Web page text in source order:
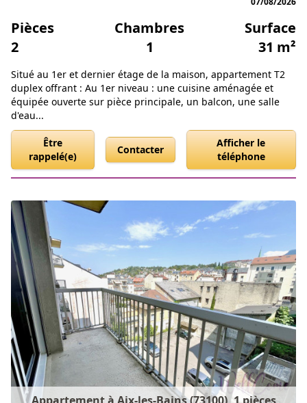
Pièces
2
Chambres
1
Surface
31 m²
Situé au 1er et dernier étage de la maison, appartement T2
duplex offrant : Au 1er niveau : une cuisine aménagée et
équipée ouverte sur pièce principale, un balcon, une salle
d'eau...
Être
rappelé(e)
Contacter
Afficher le
téléphone